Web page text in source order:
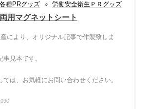
各種PRグッズ » 労働安全衛生ＰＲグッズ
用マグネットシート
により、オリジナル記事で作製致しま
見本です。
ては、お気軽にお問い合わせください。